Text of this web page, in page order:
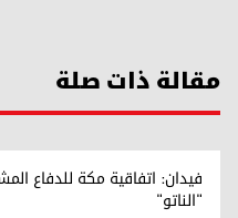
مقالة ذات صلة
فيدان: اتفاقية مكة للدفاع
"الناتو"